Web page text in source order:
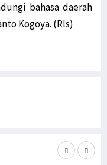
bahasa daerah
Kogoya. (Rls)